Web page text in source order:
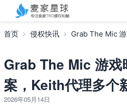
首页 侵权快讯 Grab The Mic
Grab The Mic 游戏
案，Keith代理多个
2026年05月14日